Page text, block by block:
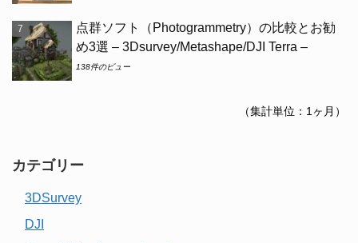
点群ソフト（Photogrammetry）の比較とお勧
め3選 – 3Dsurvey/Metashape/DJI Terra –
138件のビュー
（集計単位：1ヶ月）
カテゴリー
3DSurvey
DJI